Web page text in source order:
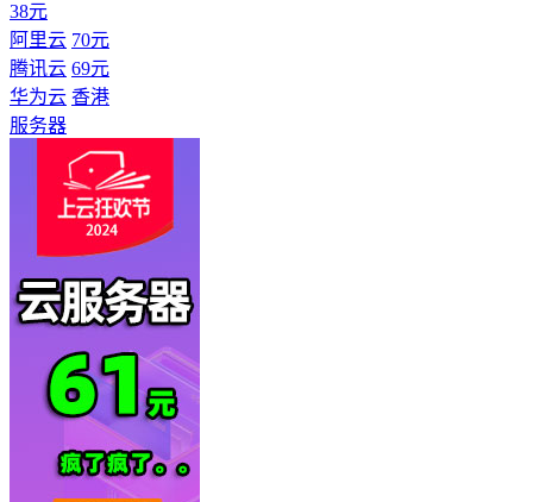
38元
阿里云 70元
腾讯云 69元
华为云 香港
服务器